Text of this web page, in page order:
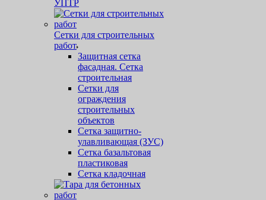
УПТР
Сетки для строительных
работ
Защитная cетка
фасадная. Сетка
строительная
Сетки для
ограждения
строительных
объектов
Сетка защитно-
улавливающая (ЗУС)
Сетка базальтовая
пластиковая
Сетка кладочная